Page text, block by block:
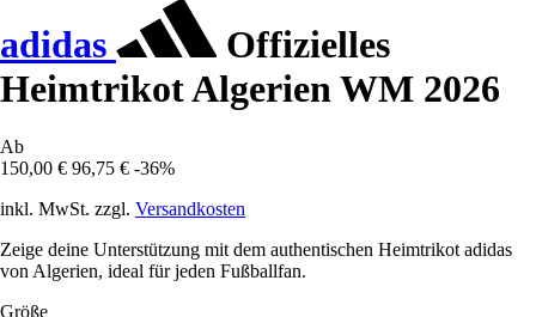
adidas
Offizielles
Heimtrikot Algerien WM 2026
Ab
150,00 € 96,75 € -36%
inkl. MwSt. zzgl. Versandkosten
Zeige deine Unterstützung mit dem authentischen Heimtrikot adidas
von Algerien, ideal für jeden Fußballfan.
Größe